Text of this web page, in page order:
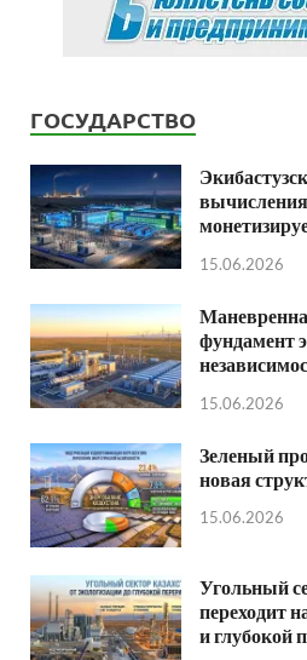
ГОСУДАРСТВО
15.06.2026
фундамент
15.06.2026
Зеленый
новая
15.06.2026
Угольный
переходит
и глубокой